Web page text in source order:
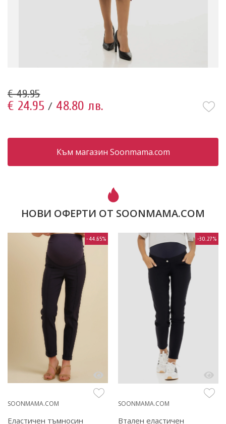
€ 49.95
€ 24.95 / 48.80 лв.
Към магазин Soonmama.com
НОВИ ОФЕРТИ ОТ SOONMAMA.COM
-44.65%
SOONMAMA.COM
Еластичен тъмносин
-30.27%
SOONMAMA.COM
Втален еластичен